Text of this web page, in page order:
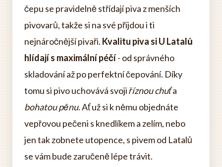
čepu se pravidelně střídají piva z menších
pivovarů, takže si na své přijdou i ti
nejnáročnější pivaři. Kvalitu piva si U Latalů
hlídají s maximální péčí- od správného
skladování až po perfektní čepování. Díky
tomu si pivo uchovává svojiříznou chuťa
bohatou pěnu. Ať už si k němu objednáte
vepřovou pečeni s knedlíkem a zelím, nebo
jen tak zobnete utopence, s pivem od Latalů
se vám bude zaručeně lépe trávit.